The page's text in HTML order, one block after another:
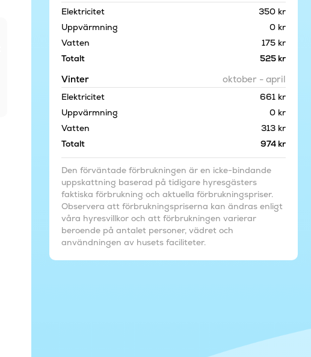
Elektricitet
350 kr
Uppvärmning
0 kr
Vatten
175 kr
Totalt
525 kr
Vinter oktober - april
Elektricitet
661 kr
Uppvärmning
0 kr
Vatten
313 kr
Totalt
974 kr
Den förväntade förbrukningen är en icke-bindande
uppskattning baserad på tidigare hyresgästers
faktiska förbrukning och aktuella förbrukningspriser.
Observera att förbrukningspriserna kan ändras enligt
våra hyresvillkor och att förbrukningen varierar
beroende på antalet personer, vädret och
användningen av husets faciliteter.